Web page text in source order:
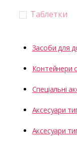
Таблетки
Засоби для
Контейнери
Спеціальні
Аксесуари
Аксесуари